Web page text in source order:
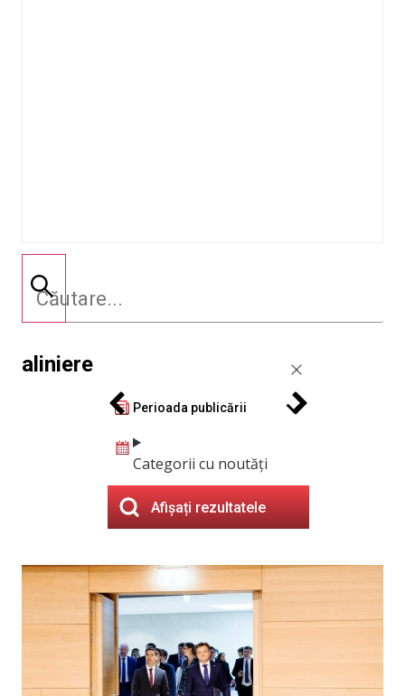
aliniere
Perioada publicării
Categorii cu noutăți
Afișați rezultatele